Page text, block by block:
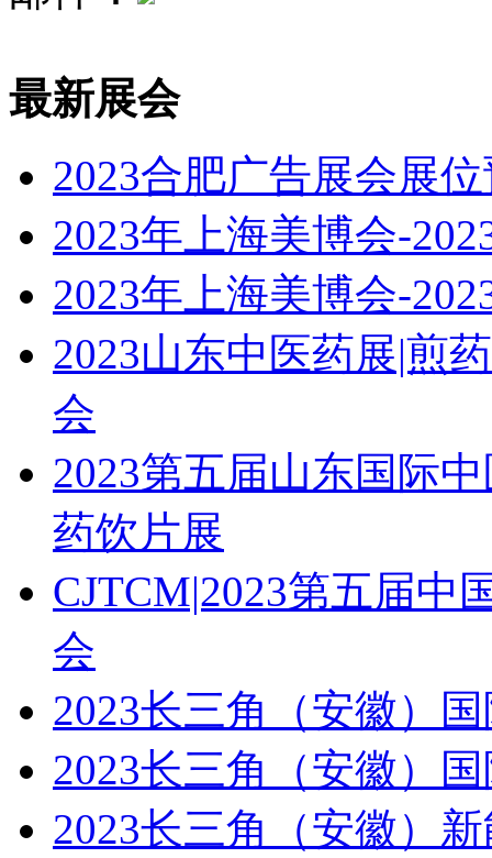
最新展会
2023合肥广告展会展
2023年上海美博会-
2023年上海美博会-
2023山东中医药展|煎
会
2023第五届山东国际
药饮片展
CJTCM|2023第五届中
会
2023长三角（安徽）
2023长三角（安徽）
2023长三角（安徽）